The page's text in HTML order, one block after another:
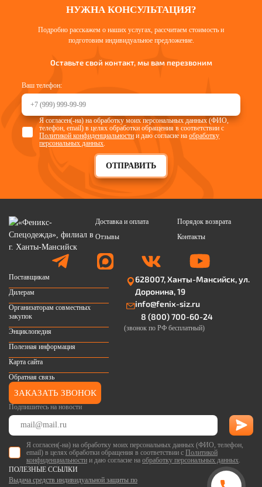
НУЖНА КОНСУЛЬТАЦИЯ?
Подробно расскажем о наших услугах, рассчитаем стоимость и
подготовим индивидуальное предложение.
Оставьте свой контакт, мы вам перезвоним
Ваш телефон:
ОТПРАВИТЬ
Я согласен(-на) на обработку моих персональных данных (ФИО,
телефон, email) в целях обработки обращения в соответствии с
Политикой конфиденциальности и даю согласие наобработку
персональных данных
Доставка и оплата
Порядок возврата
Отзывы
Контакты
Подпишитесь на новости
Я согласен(-на) на обработку моих персональных данных (ФИО, телефон,
email) в целях обработки обращения в соответствии с Политикой
конфиденциальности и даю согласие на обработку персональных данных
Поставщикам
Дилерам
Организаторам совместных
закупок
Энциклопедия
Полезная информация
Карта сайта
Обратная связь
628007, Ханты-Мансийск, ул.
Доронина, 19
info@fenix-siz.ru
8 (800) 700-60-24
(звонок по РФ бесплатный)
ЗАКАЗАТЬ ЗВОНОК
ПОЛЕЗНЫЕ ССЫЛКИ
Выдача средств индивидуальной защиты по